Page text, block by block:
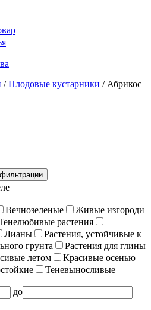
/Плодовые кустарники / Абрикос
Вечнозеленые
Живые изгороди
растения
Лианы
Растения, устойчивые к
грунта
Растения для глины
летом
Красивые осенью
Теневыносливые
до